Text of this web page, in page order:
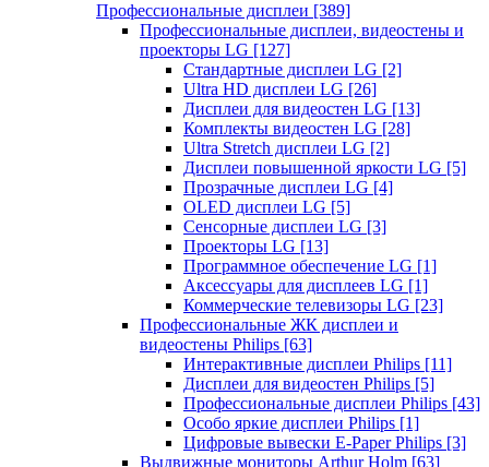
Профессиональные дисплеи [389]
Профессиональные дисплеи, видеостены и
проекторы LG [127]
Стандартные дисплеи LG [2]
Ultra HD дисплеи LG [26]
Дисплеи для видеостен LG [13]
Комплекты видеостен LG [28]
Ultra Stretch дисплеи LG [2]
Дисплеи повышенной яркости LG [5]
Прозрачные дисплеи LG [4]
OLED дисплеи LG [5]
Сенсорные дисплеи LG [3]
Проекторы LG [13]
Программное обеспечение LG [1]
Аксессуары для дисплеев LG [1]
Коммерческие телевизоры LG [23]
Профессиональные ЖК дисплеи и
видеостены Philips [63]
Интерактивные дисплеи Philips [11]
Дисплеи для видеостен Philips [5]
Профессиональные дисплеи Philips [43]
Особо яркие дисплеи Philips [1]
Цифровые вывески E-Paper Philips [3]
Выдвижные мониторы Arthur Holm [63]